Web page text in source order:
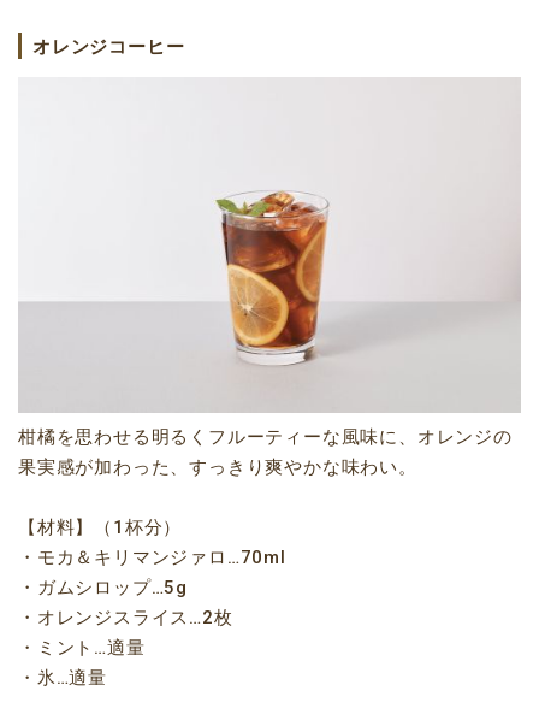
オレンジコーヒー
柑橘を思わせる明るくフルーティーな風味に、オレンジの
果実感が加わった、すっきり爽やかな味わい。
【材料】（1杯分）
・モカ＆キリマンジァロ…70ml
・ガムシロップ…5g
・オレンジスライス…2枚
・ミント…適量
・氷…適量